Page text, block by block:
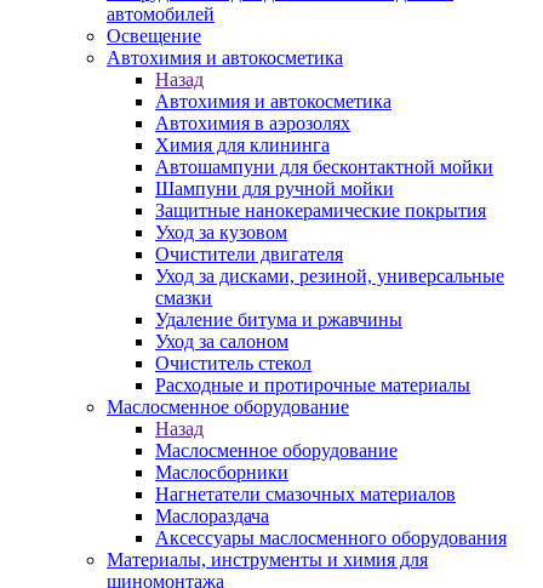
автомобилей
Освещение
Автохимия и автокосметика
Назад
Автохимия и автокосметика
Автохимия в аэрозолях
Химия для клининга
Автошампуни для бесконтактной мойки
Шампуни для ручной мойки
Защитные нанокерамические покрытия
Уход за кузовом
Очистители двигателя
Уход за дисками, резиной, универсальные
смазки
Удаление битума и ржавчины
Уход за салоном
Очиститель стекол
Расходные и протирочные материалы
Маслосменное оборудование
Назад
Маслосменное оборудование
Маслосборники
Нагнетатели смазочных материалов
Маслораздача
Аксессуары маслосменного оборудования
Материалы, инструменты и химия для
шиномонтажа